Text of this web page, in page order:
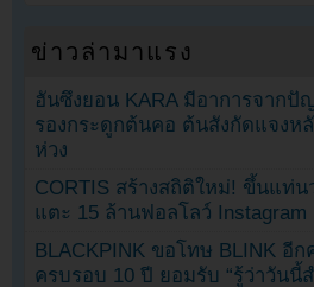
ข่าวล่ามาแรง
ฮันซึงยอน KARA มีอาการจากปั
รองกระดูกต้นคอ ต้นสังกัดแจงห
ห่วง
CORTIS สร้างสถิติใหม่! ขึ้นแท่น
แตะ 15 ล้านฟอลโลว์ Instagram
BLACKPINK ขอโทษ BLINK อีก
ครบรอบ 10 ปี ยอมรับ “รู้ว่าวันนี้